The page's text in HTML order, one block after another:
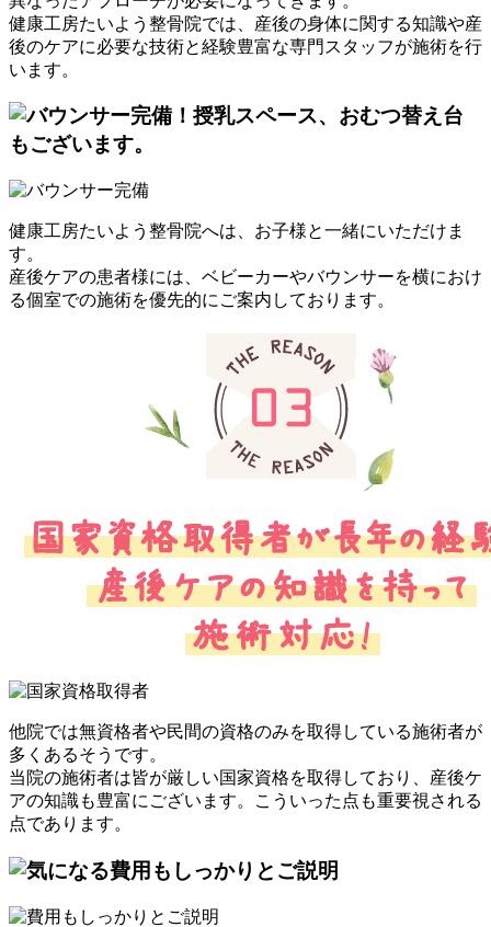
健康工房たいよう整骨院では、産後の身体に関する知識や産
後のケアに必要な技術と経験豊富な専門スタッフが施術を行
います。
健康工房たいよう整骨院へは、お子様と一緒にいただけま
す。
産後ケアの患者様には、ベビーカーやバウンサーを横におけ
る個室での施術を優先的にご案内しております。
他院では無資格者や民間の資格のみを取得している施術者が
多くあるそうです。
当院の施術者は皆が厳しい国家資格を取得しており、産後ケ
アの知識も豊富にございます。こういった点も重要視される
点であります。